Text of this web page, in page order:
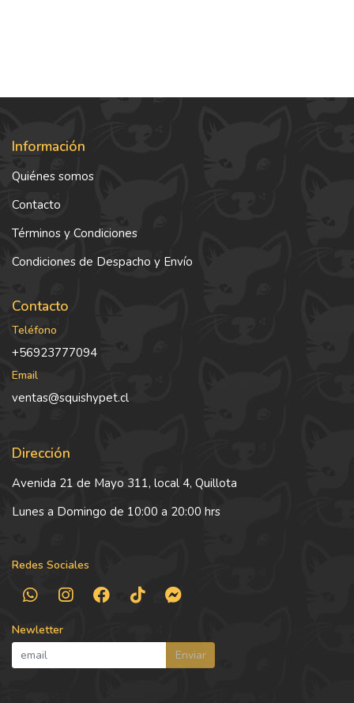
Información
Quiénes somos
Contacto
Términos y Condiciones
Condiciones de Despacho y Envío
Contacto
Teléfono
+56923777094
Email
ventas@squishypet.cl
Dirección
Avenida 21 de Mayo 311, local 4, Quillota
Lunes a Domingo de 10:00 a 20:00 hrs
Redes Sociales
Newletter
Enviar